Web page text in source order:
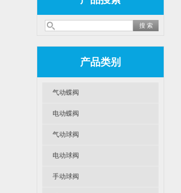
产品类别
气动蝶阀
电动蝶阀
气动球阀
电动球阀
手动球阀